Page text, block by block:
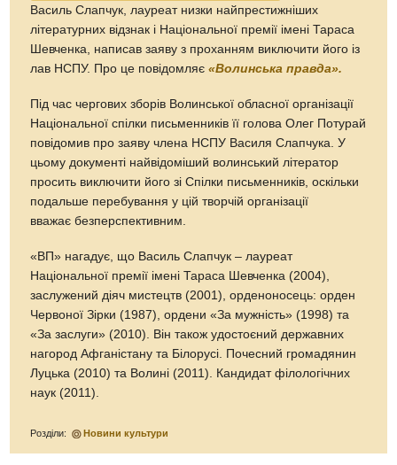
Василь Слапчук, лауреат низки найпрестижніших
літературних відзнак і Національної премії імені Тараса
Шевченка, написав заяву з проханням виключити його із
лав НСПУ. Про це повідомляє«Волинська правда».
Під час чергових зборів Волинської обласної організації
Національної спілки письменників її голова Олег Потурай
повідомив про заяву члена НСПУ Василя Слапчука. У
цьому документі найвідоміший волинський літератор
просить виключити його зі Спілки письменників, оскільки
подальше перебування у цій творчій організації
вважає безперспективним.
«ВП» нагадує, що Василь Слапчук – лауреат
Національної премії імені Тараса Шевченка (2004),
заслужений діяч мистецтв (2001), орденоносець: орден
Червоної Зірки (1987), ордени «За мужність» (1998) та
«За заслуги» (2010). Він також удостоєний державних
нагород Афганістану та Білорусі. Почесний громадянин
Луцька (2010) та Волині (2011). Кандидат філологічних
наук (2011).
Розділи: Новини культури